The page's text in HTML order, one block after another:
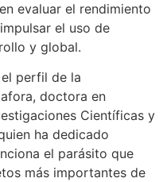
evaluar el rendimiento
el uso de
y global.
perfil de la
doctora en
Científicas y
ha dedicado
el parásito que
más importantes de